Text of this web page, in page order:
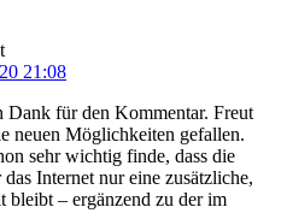
21:08
Dank für den Kommentar. Freut
neuen Möglichkeiten gefallen.
sehr wichtig finde, dass die
Internet nur eine zusätzliche,
bleibt – ergänzend zu der im